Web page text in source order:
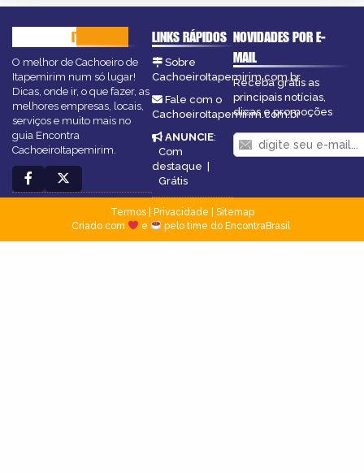
ITAPEMIRIM
O melhor de Cachoeiro de
Itapemirim num só lugar!
Dicas, onde ir, o que fazer, as
melhores empresas, locais,
serviços e muito mais no
guia Encontra
CachoeiroItapemirim.
LINKS RÁPIDOS
Sobre
CachoeiroItapemirim.com.br
Fale com o
CachoeiroItapemirim.com.br
ANUNCIE:
Com
destaque |
Grátis
NOVIDADES POR E-
MAIL
Receba grátis as
principais notícias,
dicas e promoções
Termos| Privacidade
Sitemap
Criado com
e pelo time do EncontraBrasil